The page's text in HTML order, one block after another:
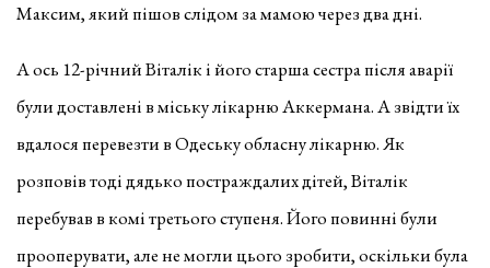
Максим, який пішов слідом за мамою через два дні.
А ось 12-річний Віталік і його старша сестра після аварії
були доставлені в міську лікарню Аккермана. А звідти їх
вдалося перевезти в Одеську обласну лікарню. Як
розповів тоді дядько постраждалих дітей, Віталік
перебував в комі третього ступеня. Його повинні були
прооперувати, але не могли цього зробити, оскільки була